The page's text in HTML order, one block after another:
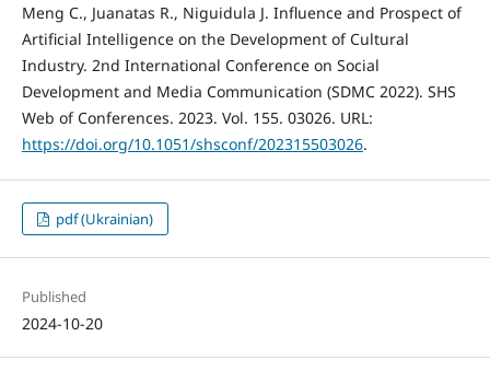
Meng C., Juanatas R., Niguidula J. Influence and Prospect of
Artificial Intelligence on the Development of Cultural
Industry. 2nd International Conference on Social
Development and Media Communication (SDMC 2022). SHS
Web of Conferences. 2023. Vol. 155. 03026. URL:
https://doi.org/10.1051/shsconf/202315503026.
pdf (Ukrainian)
Published
2024-10-20